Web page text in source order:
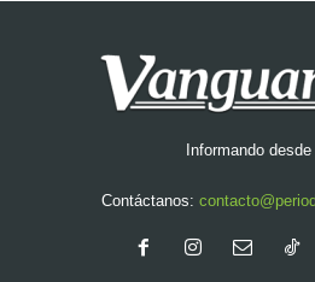
Informando
Contáctanos: